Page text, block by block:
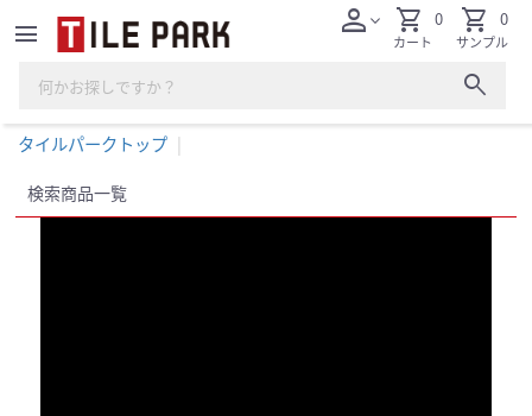
menu
search
personexpand_more shopping_cart
カート
0 shopping_cart
サンプル
0
タイルパークトップ
検索商品一覧